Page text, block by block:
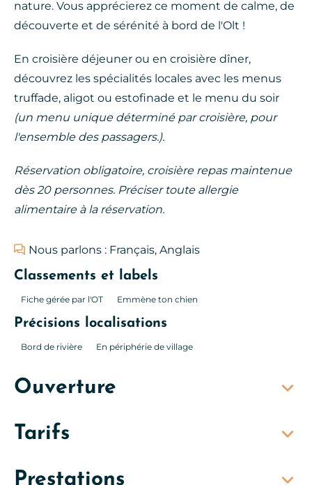
nature. Vous apprécierez ce moment de calme, de
découverte et de sérénité à bord de l'Olt !
En croisière déjeuner ou en croisière dîner,
découvrez les spécialités locales avec les menus
truffade, aligot ou estofinade et le menu du soir
(un menu unique déterminé par croisière, pour
l'ensemble des passagers.).
Réservation obligatoire, croisière repas maintenue
dès 20 personnes. Préciser toute allergie
alimentaire à la réservation.
Nous parlons : Français, Anglais
Classements et labels
Fiche gérée par l'OT Emmène ton chien
Précisions localisations
Bord de rivière En périphérie de village
Ouverture
Tarifs
Prestations